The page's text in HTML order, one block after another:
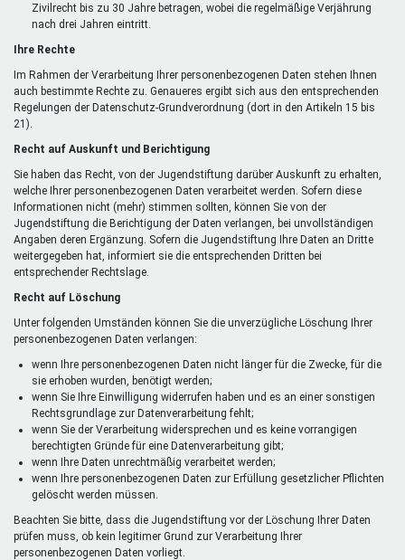
Zivilrecht bis zu 30 Jahre betragen, wobei die regelmäßige Verjährung
nach drei Jahren eintritt.
Ihre Rechte
Im Rahmen der Verarbeitung Ihrer personenbezogenen Daten stehen Ihnen
auch bestimmte Rechte zu. Genaueres ergibt sich aus den entsprechenden
Regelungen der Datenschutz-Grundverordnung (dort in den Artikeln 15 bis
21).
Recht auf Auskunft und Berichtigung
Sie haben das Recht, von der Jugendstiftung darüber Auskunft zu erhalten,
welche Ihrer personenbezogenen Daten verarbeitet werden. Sofern diese
Informationen nicht (mehr) stimmen sollten, können Sie von der
Jugendstiftung die Berichtigung der Daten verlangen, bei unvollständigen
Angaben deren Ergänzung. Sofern die Jugendstiftung Ihre Daten an Dritte
weitergegeben hat, informiert sie die entsprechenden Dritten bei
entsprechender Rechtslage.
Recht auf Löschung
Unter folgenden Umständen können Sie die unverzügliche Löschung Ihrer
personenbezogenen Daten verlangen:
wenn Ihre personenbezogenen Daten nicht länger für die Zwecke, für die
sie erhoben wurden, benötigt werden;
wenn Sie Ihre Einwilligung widerrufen haben und es an einer sonstigen
Rechtsgrundlage zur Datenverarbeitung fehlt;
wenn Sie der Verarbeitung widersprechen und es keine vorrangigen
berechtigten Gründe für eine Datenverarbeitung gibt;
wenn Ihre Daten unrechtmäßig verarbeitet werden;
wenn Ihre personenbezogenen Daten zur Erfüllung gesetzlicher Pflichten
gelöscht werden müssen.
Beachten Sie bitte, dass die Jugendstiftung vor der Löschung Ihrer Daten
prüfen muss, ob kein legitimer Grund zur Verarbeitung Ihrer
personenbezogenen Daten vorliegt.